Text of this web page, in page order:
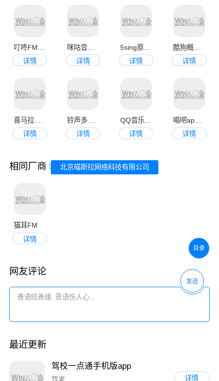
详情
咪咕音乐官网手机版
详情
5sing原创音乐app
详情
详情
喜马拉雅最新版本
详情
铃声多多手机铃声最新版
详情
QQ音乐免费app官方版
详情
详情
相同厂商 北京喵斯拉网络科技有限公司
猫耳FM
详情
网友评论
发送
最近更新
驾校一点通手机版app
详情
目录